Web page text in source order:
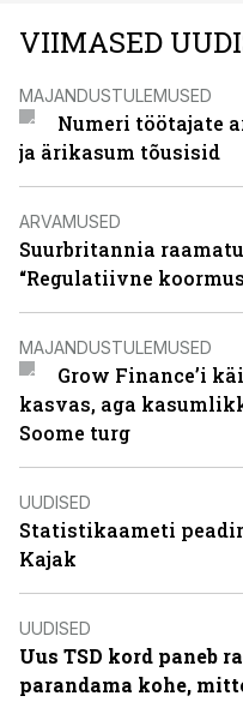
VIIMASED
MAJANDUSTULEMUSED
Numeri töötajate
ja ärikasum tõusisid
ARVAMUSED
Suurbritannia
“Regulatiivne
MAJANDUSTULEMUSED
Grow Finance’i
kasvas, aga
Soome turg
UUDISED
Statistikaameti
Kajak
UUDISED
Uus TSD kord paneb
parandama kohe,